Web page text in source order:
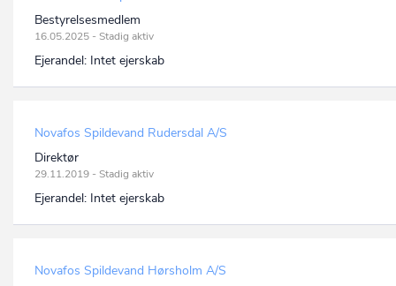
Bestyrelsesmedlem
16.05.2025 - Stadig aktiv
Ejerandel: Intet ejerskab
Novafos Spildevand Rudersdal A/S
Direktør
29.11.2019 - Stadig aktiv
Ejerandel: Intet ejerskab
Novafos Spildevand Hørsholm A/S